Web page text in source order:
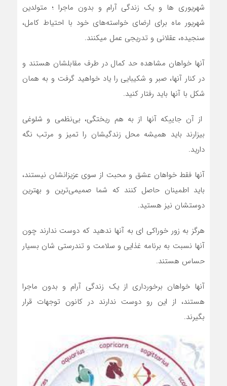
شهريوری ها و يک زندگي آرام و بدون ماجرا ؛ متولدين
شهريور ماه براي ارضاي خواسته‌هاي خود با احتياط کامل،
سنجيده، عقلاني و تدريجي عمل ميکنند.
آنها خواهان مشاهده حد کمال در طرف مقابلشان هستند و
در کنار آنها، صبر و شکيبايي را ياد خواهيد گرفت و به همان
شکل با آنها بايد رفتار کنید.
از آن جاييکه آنها از به هم ريختگي، بي‌نظمي و شلوغي
بيزارند بايد هميشه محل زندگيشان را تميز و مرتب نگه
داريد.
آنها فقط خواهان عشق و محبت از سوي عزيزانشان نيستند،
بايد اطمينان حاصل کنند که شما صميمي‌ترين و بهترين
دوستشان نيز هستيد.
هرگز به زور خوراکی ای به آنها ندهيد که دوست ندارند چون
آنها نسبت به برنامه غذايي و سلامت و تندرستی شان بسيار
حساس هستند.
آنها خواهان برخورداري از يک زندگي آرام و بدون ماجرا
هستند، از اين رو دوست ندارند در کانون توجهات قرار
بگيرند.